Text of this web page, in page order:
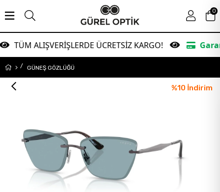
ÜCRETSİZ KARGO! Garanti
0
GÜNEŞ GÖZLÜĞÜ
%10 İndirim